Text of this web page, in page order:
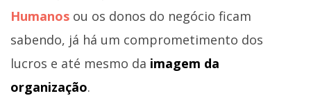
Humanos ou os donos do negócio ficam
sabendo, já há um comprometimento dos
lucros e até mesmo da imagem da
organização.